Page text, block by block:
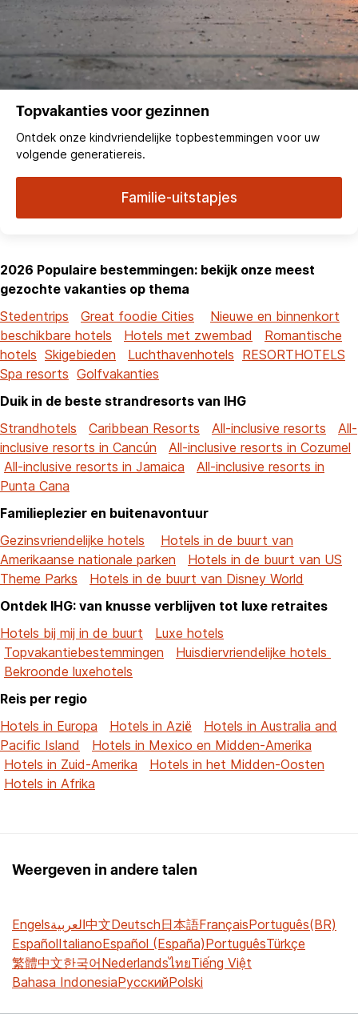
Topvakanties voor gezinnen
Ontdek onze kindvriendelijke topbestemmingen voor uw
volgende generatiereis.
Familie-uitstapjes
2026 Populaire bestemmingen: bekijk onze meest
gezochte vakanties op thema
Stedentrips
Great foodie Cities
Nieuwe en binnenkort
beschikbare hotels
Hotels met zwembad
Romantische
hotels Skigebieden Luchthavenhotels RESORTHOTELS
Spa resorts Golfvakanties
Duik in de beste strandresorts van IHG
Strandhotels
Caribbean Resorts All-inclusive resorts
All-
inclusive resorts in Cancún
All-inclusive resorts in Cozumel
All-inclusive resorts in Jamaica
All-inclusive resorts in
Punta Cana
Familieplezier en buitenavontuur
Gezinsvriendelijke hotels
Hotels in de buurt van
Amerikaanse nationale parken
Hotels in de buurt van US
Theme Parks
Hotels in de buurt van Disney World
Ontdek IHG: van knusse verblijven tot luxe retraites
Hotels bij mij in de buurt
Luxe hotels
Topvakantiebestemmingen
Huisdiervriendelijke hotels
Bekroonde luxehotels
Reis per regio
Hotels in Europa
Hotels in Azië
Hotels in Australia and
Pacific Island
Hotels in Mexico en Midden-Amerika
Hotels in Zuid-Amerika
Hotels in het Midden-Oosten
Hotels in Afrika
Weergeven in andere talen
Engelsالعربية中文Deutsch日本語FrançaisPortuguês(BR)
EspañolItalianoEspañol (España)PortuguêsTürkçe
繁體中文한국어NederlandsไทยTiếng Việt
Bahasa IndonesiaРусскийPolski